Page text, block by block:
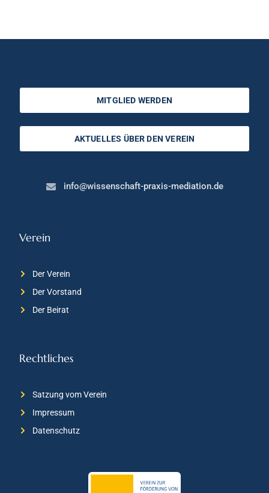
Rechtliches
Satzung vom Verein
Impressum
Datenschutz
Verein
Der Verein
Der Vorstand
Der Beirat
MITGLIED WERDEN
AKTUELLES ÜBER DEN VEREIN
info@wissenschaft-praxis-mediation.de